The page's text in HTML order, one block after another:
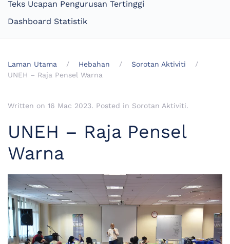
Teks Ucapan Pengurusan Tertinggi
Dashboard Statistik
Laman Utama Hebahan
Sorotan Aktiviti
UNEH – Raja Pensel Warna
Written on 16 Mac 2023. Posted in Sorotan Aktiviti.
UNEH – Raja Pensel
Warna